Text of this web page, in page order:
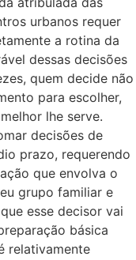
urbanos requer
a rotina da
dessas decisões
quem decide não
para escolher,
lhe serve.
decisões de
prazo, requerendo
que envolva o
grupo familiar e
esse decisor vai
básica
relativamente